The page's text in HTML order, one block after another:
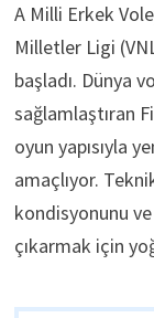
A Milli Erkek
Milletler Ligi
başladı. Dünya
sağlamlaştıran
oyun yapısıyla
amaçlıyor.
kondisyonunu
çıkarmak için